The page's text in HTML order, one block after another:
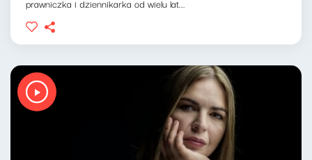
prawniczka i dziennikarka od wielu lat...